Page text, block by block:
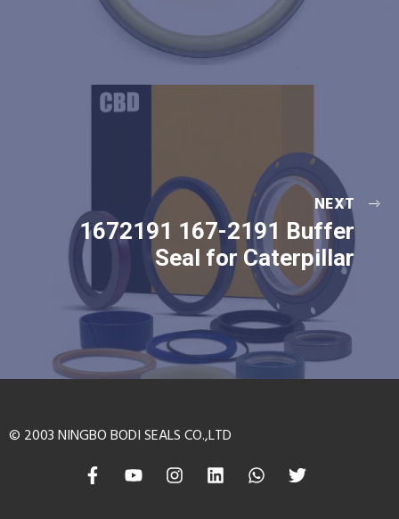
NEXT
1672191 167-2191 Buffer
Seal for Caterpillar
© 2003 NINGBO BODI SEALS CO.,LTD